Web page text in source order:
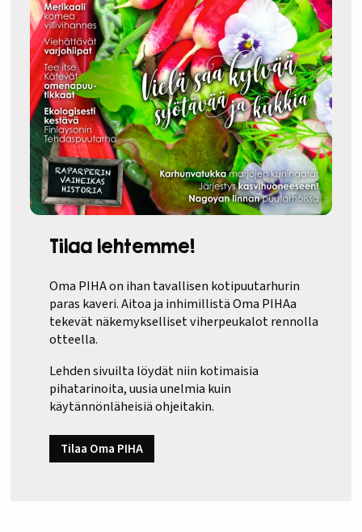
Tilaa lehtemme!
Oma PIHA on ihan tavallisen kotipuutarhurin
paras kaveri. Aitoa ja inhimillistä Oma PIHAa
tekevät näkemykselliset viherpeukalot rennolla
otteella.
Lehden sivuilta löydät niin kotimaisia
pihatarinoita, uusia unelmia kuin
käytännönläheisiä ohjeitakin.
Tilaa Oma PIHA